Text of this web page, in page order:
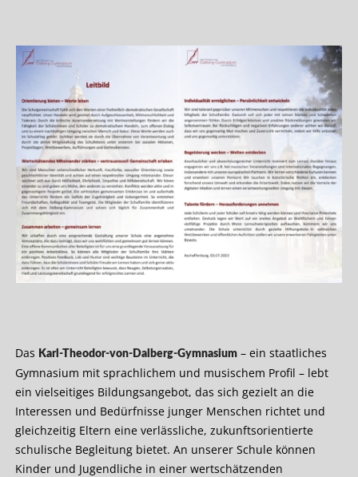
Das Karl-Theodor-von-Dalberg-Gymnasium– ein staatliches
Gymnasium mit sprachlichem und musischem Profil – lebt
ein vielseitiges Bildungsangebot, das sich gezielt an die
Interessen und Bedürfnisse junger Menschen richtet und
gleichzeitig Eltern eine verlässliche, zukunftsorientierte
schulische Begleitung bietet. An unserer Schule können
Kinder und Jugendliche in einer wertschätzenden